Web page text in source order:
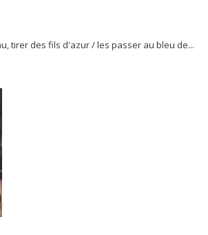
tirer des fils d'azur / les passer au bleu de...